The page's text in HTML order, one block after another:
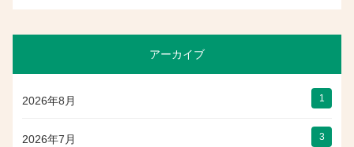
アーカイブ
2026年8月 1
2026年7月 3